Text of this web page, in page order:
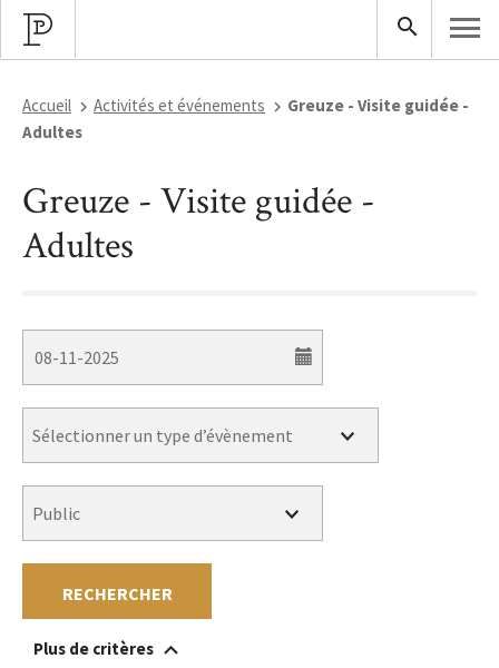
Accueil Activités et événements
Greuze - Visite guidée -
Adultes
Greuze - Visite guidée -
Adultes
RECHERCHER
Plus de critères